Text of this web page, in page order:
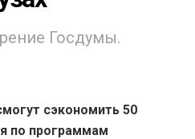
Госдумы.
сэкономить 50
по программам